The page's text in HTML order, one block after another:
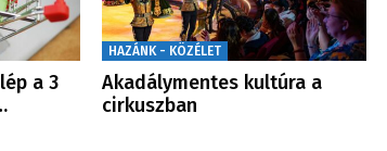
a 3
HAZÁNK - KÖZÉLET
Akadálymentes kultúra a
cirkuszban